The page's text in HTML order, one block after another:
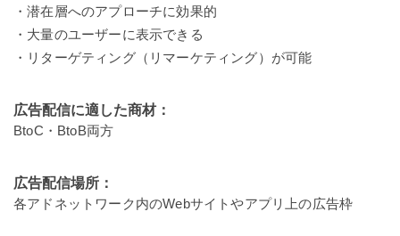
・潜在層へのアプローチに効果的
・大量のユーザーに表示できる
・リターゲティング（リマーケティング）が可能
広告配信に適した商材：
BtoC・BtoB両方
広告配信場所：
各アドネットワーク内のWebサイトやアプリ上の広告枠